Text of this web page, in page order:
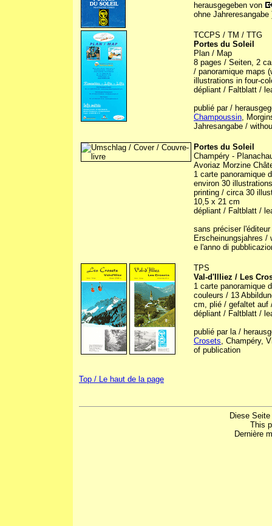
herausgegeben von
ohne Jahreresangabe
TCCPS / TM / TTG
Portes du Soleil
Plan / Map
8 pages / Seiten, 2
/ panoramique maps
illustrations in four-
dépliant / Faltblatt /
publié par /
Champoussin,
Jahresangabe /
Portes du Soleil
Champéry -
Avoriaz Morzine
1 carte panoramique
environ 30
printing / circa 30
10,5 x 21 cm
dépliant / Faltblatt /
sans préciser
Erscheinungsjahres
e l'anno di
TPS
Val-d'Illiez / Les
1 carte panoramique
couleurs / 13
cm, plié / gefaltet auf
dépliant / Faltblatt /
publié par la /
Crosets, Champéry,
of publication
Top / Le haut de la page
Diese
This
Dernière